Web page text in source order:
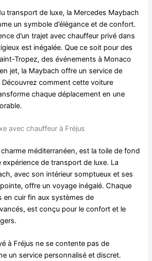
transport de luxe, la Mercedes Maybach
un symbole d’élégance et de confort.
d’un trajet avec chauffeur privé dans
est inégalée. Que ce soit pour des
Tropez, des événements à Monaco
jet, la Maybach offre un service de
comment cette voiture
chaque déplacement en une
avec chauffeur à Fréjus
méditerranéen, est la toile de fond
expérience de transport de luxe. La
avec son intérieur somptueux et ses
offre un voyage inégalé. Chaque
en cuir fin aux systèmes de
est conçu pour le confort et le
à Fréjus ne se contente pas de
un service personnalisé et discret.